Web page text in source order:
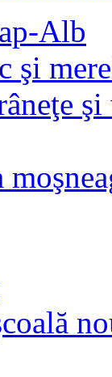
Alb
şi